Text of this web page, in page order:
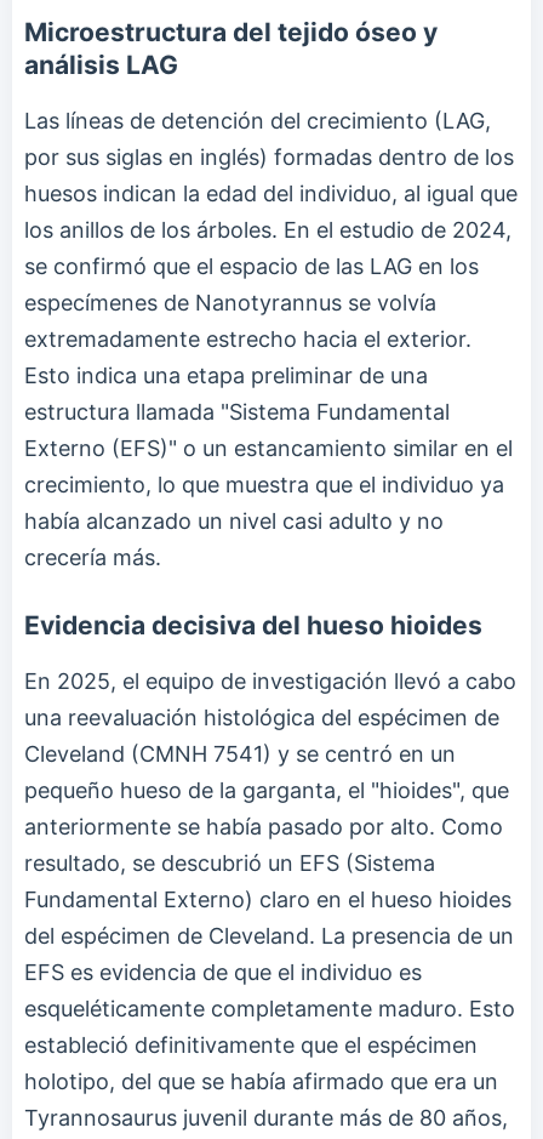
Microestructura del tejido óseo y
análisis LAG
Las líneas de detención del crecimiento (LAG,
por sus siglas en inglés) formadas dentro de los
huesos indican la edad del individuo, al igual que
los anillos de los árboles. En el estudio de 2024,
se confirmó que el espacio de las LAG en los
especímenes de Nanotyrannus se volvía
extremadamente estrecho hacia el exterior.
Esto indica una etapa preliminar de una
estructura llamada "Sistema Fundamental
Externo (EFS)" o un estancamiento similar en el
crecimiento, lo que muestra que el individuo ya
había alcanzado un nivel casi adulto y no
crecería más.
Evidencia decisiva del hueso hioides
En 2025, el equipo de investigación llevó a cabo
una reevaluación histológica del espécimen de
Cleveland (CMNH 7541) y se centró en un
pequeño hueso de la garganta, el "hioides", que
anteriormente se había pasado por alto. Como
resultado, se descubrió un EFS (Sistema
Fundamental Externo) claro en el hueso hioides
del espécimen de Cleveland. La presencia de un
EFS es evidencia de que el individuo es
esqueléticamente completamente maduro. Esto
estableció definitivamente que el espécimen
holotipo, del que se había afirmado que era un
Tyrannosaurus juvenil durante más de 80 años,